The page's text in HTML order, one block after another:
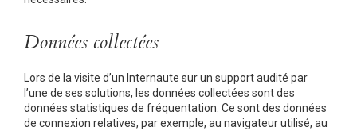
Données collectées
Lors de la visite d’un Internaute sur un support audité par
l’une de ses solutions, les données collectées sont des
données statistiques de fréquentation. Ce sont des données
de connexion relatives, par exemple, au navigateur utilisé, au